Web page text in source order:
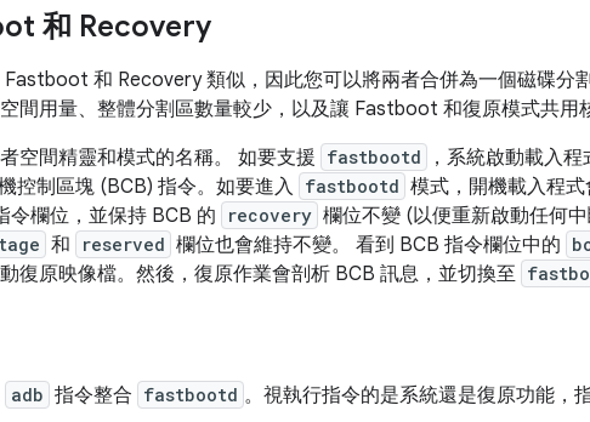
和 Recovery
Fastboot 和 Recovery 類似，因此您可以將兩者合併為一個磁碟分
間用量、整體分割區數量較少，以及讓 Fastboot 和復原模式共用
空間精靈和模式的名稱。 如要支援 fastbootd ，系統啟動載入
控制區塊 (BCB) 指令。如要進入 fastbootd 模式，開機載入程式
令欄位，並保持 BCB 的 recovery 欄位不變 (以便重新啟動任何
和 reserved 欄位也會維持不變。 看到 BCB 指令欄位中的
復原映像檔。然後，復原作業會剖析 BCB 訊息，並切換至
adb 指令整合 fastbootd 。視執行指令的是系統還是復原功能，